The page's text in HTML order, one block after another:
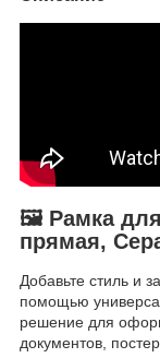
🖼 Рамка
прямая,
Добавьте стиль и
помощью
решение для
документов,